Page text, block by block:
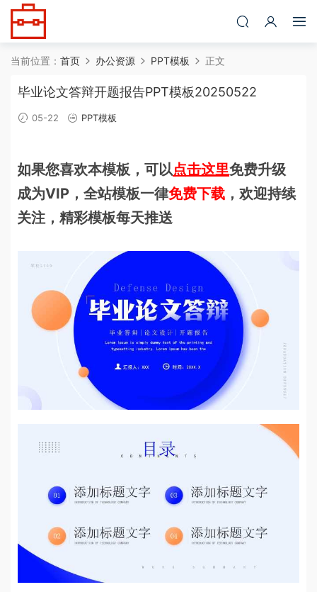
当前位置： 首页 办公资源 PPT模板 正文
毕业论文答辩开题报告PPT模板20250522
05-22 PPT模板
如果您喜欢本模板，可以点击这里免费升级
成为VIP，全站模板一律免费下载 ，欢迎持续
关注，精彩模板每天推送